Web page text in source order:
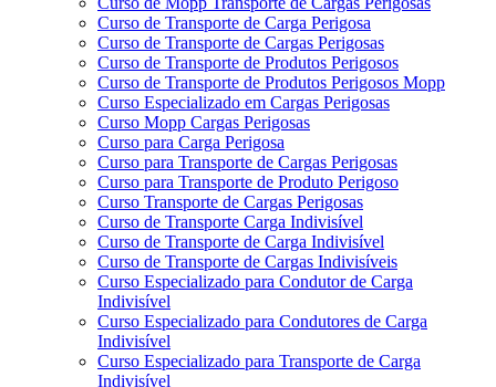
Curso de Transporte de Carga Perigosa
Curso de Transporte de Cargas Perigosas
Curso de Transporte de Produtos Perigosos
Curso de Transporte de Produtos Perigosos Mopp
Curso Especializado em Cargas Perigosas
Curso Mopp Cargas Perigosas
Curso para Carga Perigosa
Curso para Transporte de Cargas Perigosas
Curso para Transporte de Produto Perigoso
Curso Transporte de Cargas Perigosas
Curso de Transporte Carga Indivisível
Curso de Transporte de Carga Indivisível
Curso de Transporte de Cargas Indivisíveis
Curso Especializado para Condutor de Carga
Indivisível
Curso Especializado para Condutores de Carga
Indivisível
Curso Especializado para Transporte de Carga
Indivisível